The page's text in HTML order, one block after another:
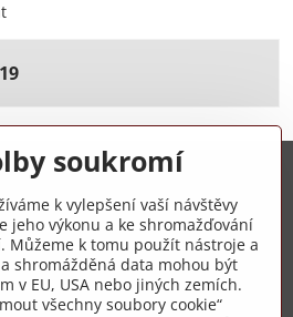
soukromí
k vylepšení vaší návštěvy
jeho výkonu a ke shromažďování
Můžeme k tomu použít nástroje a
shromážděná data mohou být
v EU, USA nebo jiných zemích.
všechny soubory cookie“